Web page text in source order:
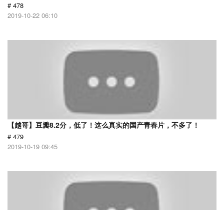
# 478
2019-10-22 06:10
【越哥】豆瓣8.2分，低了！这么真实的国产青春片，不多了！
# 479
2019-10-19 09:45